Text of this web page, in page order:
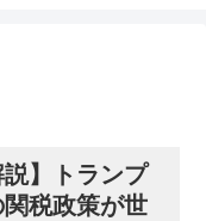
説】トランプ
税政策が世